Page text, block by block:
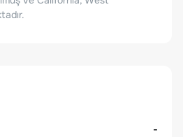
-